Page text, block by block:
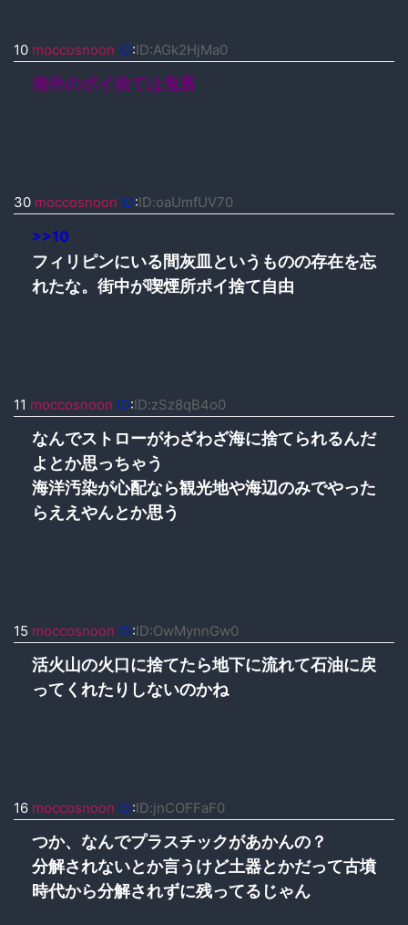
10 moccosnoon ID:ID:AGk2HjMa0
海外のポイ捨ては鬼畜
30 moccosnoon ID:ID:oaUmfUV70
>>10
フィリピンにいる間灰皿というものの存在を忘
れたな。街中が喫煙所ポイ捨て自由
11 moccosnoon ID:ID:zSz8qB4o0
なんでストローがわざわざ海に捨てられるんだ
よとか思っちゃう
海洋汚染が心配なら観光地や海辺のみでやった
らええやんとか思う
15 moccosnoon ID:ID:OwMynnGw0
活火山の火口に捨てたら地下に流れて石油に戻
ってくれたりしないのかね
16 moccosnoon ID:ID:jnCOFFaF0
つか、なんでプラスチックがあかんの？
分解されないとか言うけど土器とかだって古墳
時代から分解されずに残ってるじゃん